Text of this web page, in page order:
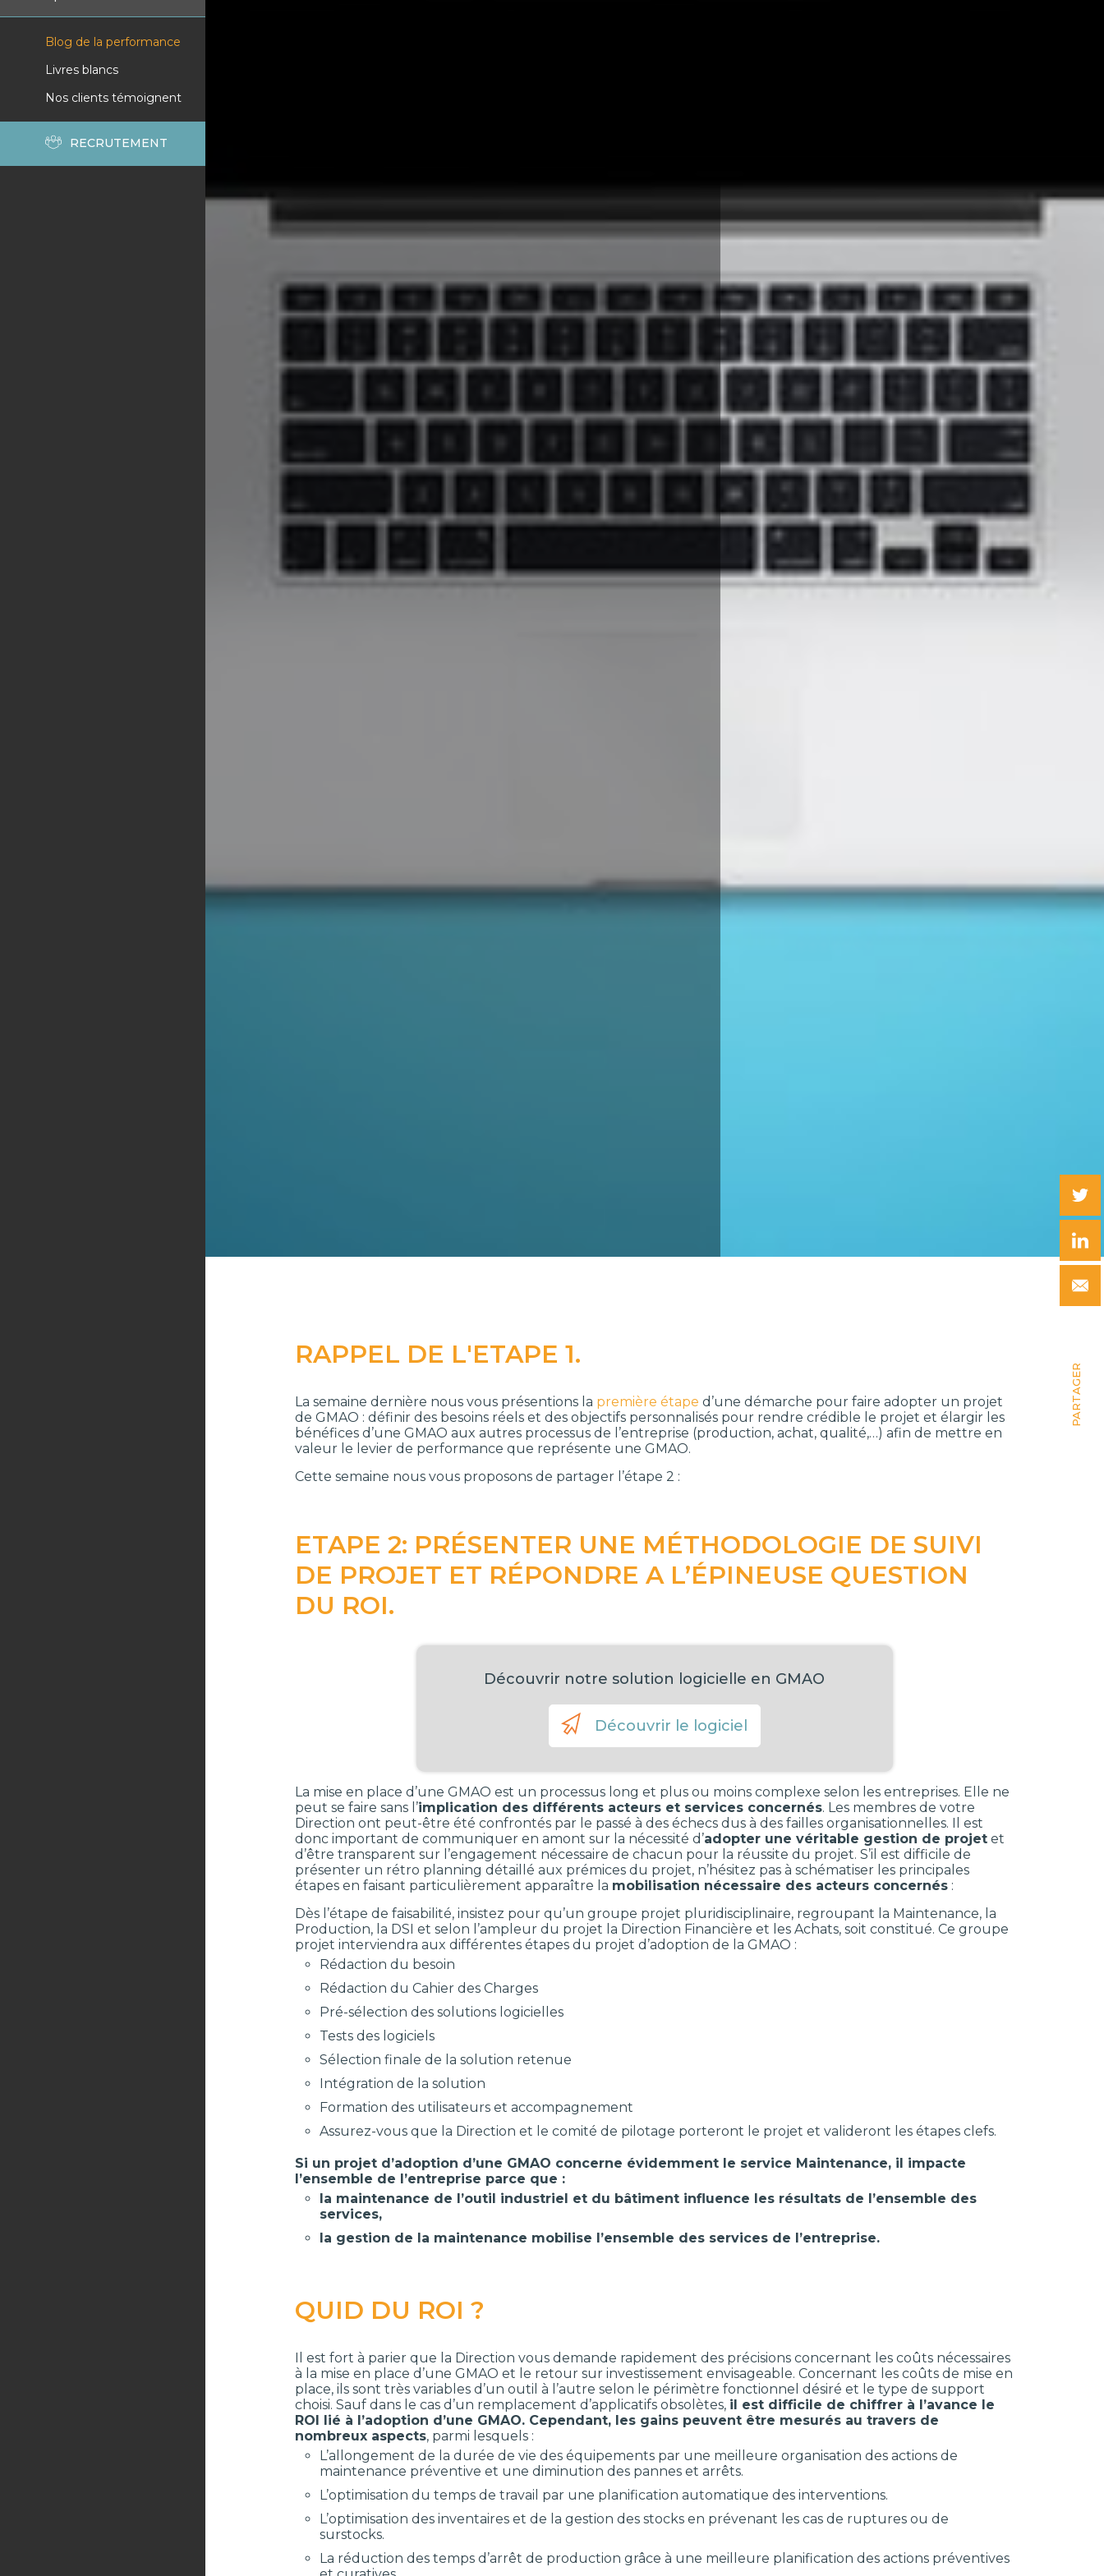
Blog de la performance
Livres blancs
Nos clients témoignent
RECRUTEMENT
PARTAGER
RAPPEL DE L'ETAPE 1.
La semaine dernière nous vous présentions la première étape d’une démarche pour faire adopter un projet
de GMAO : définir des besoins réels et des objectifs personnalisés pour rendre crédible le projet et élargir les
bénéfices d’une GMAO aux autres processus de l’entreprise (production, achat, qualité,…) afin de mettre en
valeur le levier de performance que représente une GMAO.
Cette semaine nous vous proposons de partager l’étape 2 :
ETAPE 2: PRÉSENTER UNE MÉTHODOLOGIE DE SUIVI
DE PROJET ET RÉPONDRE A L’ÉPINEUSE QUESTION
DU ROI.
Découvrir notre solution logicielle en GMAO
Découvrir le logiciel
La mise en place d’une GMAO est un processus long et plus ou moins complexe selon les entreprises. Elle ne
peut se faire sans l’implication des différents acteurs et services concernés. Les membres de votre
Direction ont peut-être été confrontés par le passé à des échecs dus à des failles organisationnelles. Il est
donc important de communiquer en amont sur la nécessité d’adopter une véritable gestion de projet et
d’être transparent sur l’engagement nécessaire de chacun pour la réussite du projet. S’il est difficile de
présenter un rétro planning détaillé aux prémices du projet, n’hésitez pas à schématiser les principales
étapes en faisant particulièrement apparaître la mobilisation nécessaire des acteurs concernés :
Dès l’étape de faisabilité, insistez pour qu’un groupe projet pluridisciplinaire, regroupant la Maintenance, la
Production, la DSI et selon l’ampleur du projet la Direction Financière et les Achats, soit constitué. Ce groupe
projet interviendra aux différentes étapes du projet d’adoption de la GMAO :
Rédaction du besoin
Rédaction du Cahier des Charges
Pré-sélection des solutions logicielles
Tests des logiciels
Sélection finale de la solution retenue
Intégration de la solution
Formation des utilisateurs et accompagnement
Assurez-vous que la Direction et le comité de pilotage porteront le projet et valideront les étapes clefs.
Si un projet d’adoption d’une GMAO concerne évidemment le service Maintenance, il impacte
l’ensemble de l’entreprise parce que :
la maintenance de l’outil industriel et du bâtiment influence les résultats de l’ensemble des
services,
la gestion de la maintenance mobilise l’ensemble des services de l’entreprise.
QUID DU ROI ?
Il est fort à parier que la Direction vous demande rapidement des précisions concernant les coûts nécessaires
à la mise en place d’une GMAO et le retour sur investissement envisageable. Concernant les coûts de mise en
place, ils sont très variables d’un outil à l’autre selon le périmètre fonctionnel désiré et le type de support
choisi. Sauf dans le cas d’un remplacement d’applicatifs obsolètes, il est difficile de chiffrer à l’avance le
ROI lié à l’adoption d’une GMAO. Cependant, les gains peuvent être mesurés au travers de
nombreux aspects, parmi lesquels :
L’allongement de la durée de vie des équipements par une meilleure organisation des actions de
maintenance préventive et une diminution des pannes et arrêts.
L’optimisation du temps de travail par une planification automatique des interventions.
L’optimisation des inventaires et de la gestion des stocks en prévenant les cas de ruptures ou de
surstocks.
La réduction des temps d’arrêt de production grâce à une meilleure planification des actions préventives